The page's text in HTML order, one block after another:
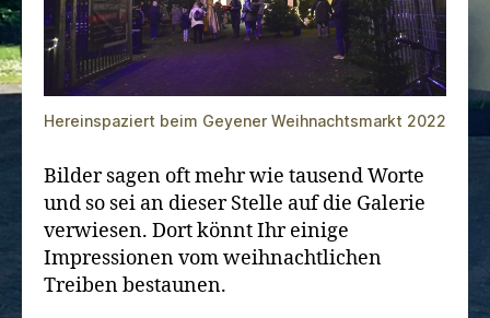
Hereinspaziert beim Geyener Weihnachtsmarkt 2022
Bilder sagen oft mehr wie tausend Worte
und so sei an dieser Stelle auf die Galerie
verwiesen. Dort könnt Ihr einige
Impressionen vom weihnachtlichen
Treiben bestaunen.